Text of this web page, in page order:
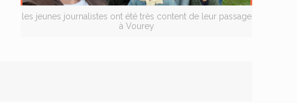
les jeunes journalistes ont été très content de leur passage
à Vourey